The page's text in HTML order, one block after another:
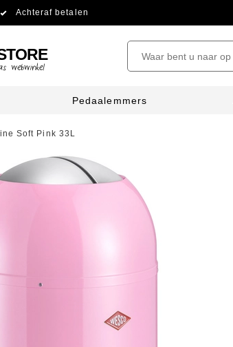
Achteraf betalen
Pedaalemmers
Soft Pink 33L